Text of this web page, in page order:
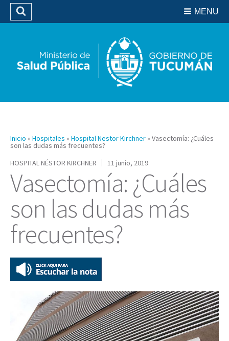
Biblioteca
MENU
Buscar
Inicio » Hospitales » Hospital Nestor Kirchner» Vasectomía: ¿Cuáles
son las dudas más frecuentes?
HOSPITAL NÉSTOR KIRCHNER
11 junio, 2019
Vasectomía: ¿Cuáles
son las dudas más
frecuentes?